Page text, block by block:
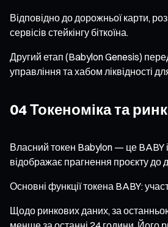
Відповідно до дорожньої карти,
сервісів стейкінгу біткоїна.
Другий етап (Babylon Genesis)
управління та хабом ліквідності
04 Токеноміка та
Власний токен Babylon — це BABY
відображає прагнення проєкту до
Основні функції токена BABY:
Щодо ринкових даних, за